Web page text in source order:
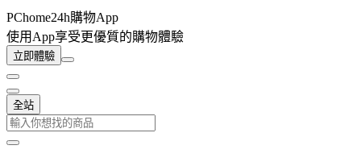
PChome24h購物App
使用App享受更優質的購物體驗
立即體驗
全站